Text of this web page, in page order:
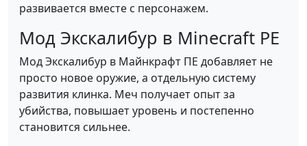
развивается вместе с персонажем.
Мод Экскалибур в Minecraft PE
Мод Экскалибур в Майнкрафт ПЕ добавляет не
просто новое оружие, а отдельную систему
развития клинка. Меч получает опыт за
убийства, повышает уровень и постепенно
становится сильнее.